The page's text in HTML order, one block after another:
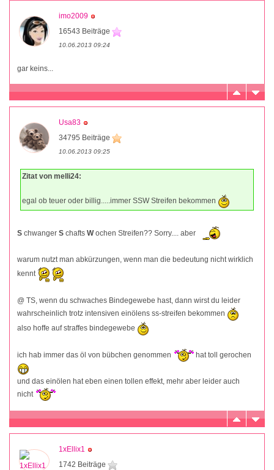
imo2009
16543 Beiträge
10.06.2013 09:24
gar keins...
Usa83
34795 Beiträge
10.06.2013 09:25
Zitat von melli24:
egal ob teuer oder billig.....immer SSW Streifen bekommen
S chwanger S chafts Wochen Streifen?? Sorry.... aber
warum nutzt man abkürzungen, wenn man die bedeutung nicht wirklich
kennt
@ TS, wenn du schwaches Bindegewebe hast, dann wirst du leider
wahrscheinlich trotz intensiven einölens ss-streifen bekommen
also hoffe auf straffes bindegewebe
ich hab immer das öl von bübchen genommen hat toll gerochen
und das einölen hat eben einen tollen effekt, mehr aber leider auch
nicht
1xEllix1
1742 Beiträge